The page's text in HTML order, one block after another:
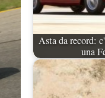
Asta da record:
una